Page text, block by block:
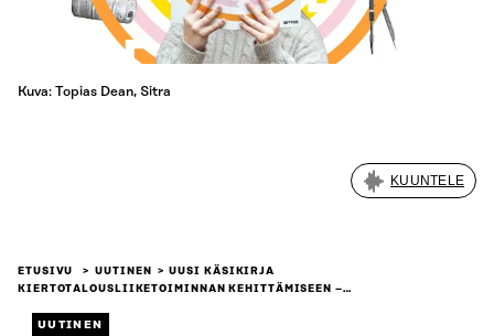
Kuva: Topias Dean, Sitra
KUUNTELE
ETUSIVU UUTINEN
UUSI KÄSIKIRJA
KIERTOTALOUSLIIKETOIMINNAN KEHITTÄMISEEN –…
UUTINEN